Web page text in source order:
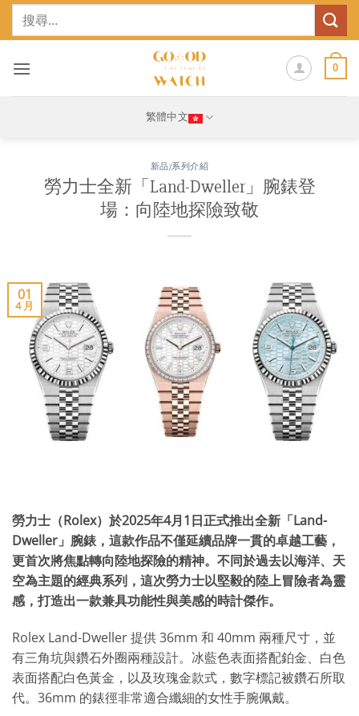
Skip
鍵
0
繁體中文
新品/系列介紹
勞力士全新「Land-Dweller」腕錶登
場：向陸地探險致敬
01
4 月
勞力士（Rolex）於2025年4月1日正式推出全新「Land-
Dweller」腕錶，這款作品不僅延續品牌一貫的卓越工藝，
更首次將焦點轉向陸地探險的精神。不同於過去以海洋、天
空為主題的經典系列，這次勞力士以堅毅的陸上冒險者為靈
感，打造出一款兼具功能性與美感的時計傑作。
Rolex Land-Dweller 提供 36mm 和 40mm 兩種尺寸，並
有三角坑與鑽石外圈兩種設計。冰藍色表面搭配鉑金、白色
表面搭配白色黃金，以及玫瑰金款式，數字標記被鑽石所取
代。36mm 的錶徑非常適合纖細的女性手腕佩戴。